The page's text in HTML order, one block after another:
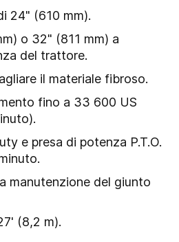
24" (610 mm).
o 32" (811 mm) a
del trattore.
il materiale fibroso.
fino a 33 600 US
e presa di potenza P.T.O.
manutenzione del giunto
(8,2 m).